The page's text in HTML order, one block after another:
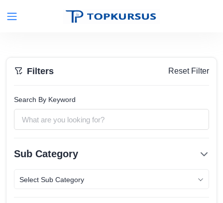
Filters Reset Filter
Search By Keyword
Sub Category
Select Sub Category